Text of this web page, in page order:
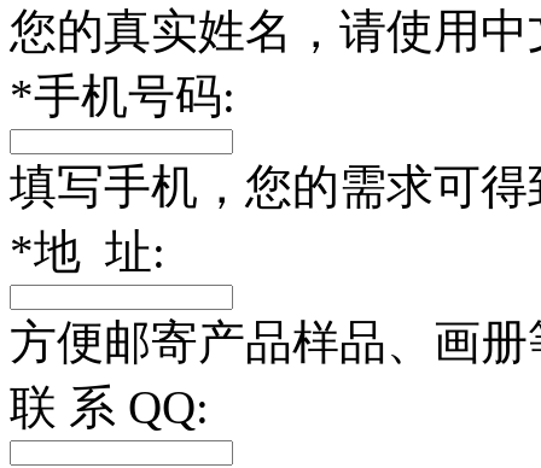
您的真实姓名，请使用中
*手机号码:
填写手机，您的需求可
*地 址:
方便邮寄产品样品、画
联 系 QQ: